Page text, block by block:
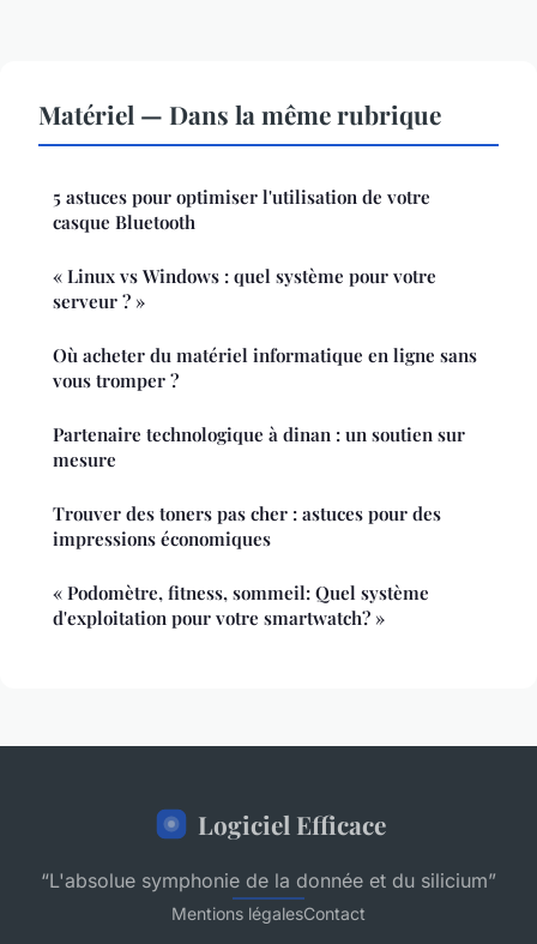
Matériel — Dans la même rubrique
5 astuces pour optimiser l'utilisation de votre
casque Bluetooth
« Linux vs Windows : quel système pour votre
serveur ? »
Où acheter du matériel informatique en ligne sans
vous tromper ?
Partenaire technologique à dinan : un soutien sur
mesure
Trouver des toners pas cher : astuces pour des
impressions économiques
« Podomètre, fitness, sommeil: Quel système
d'exploitation pour votre smartwatch? »
Logiciel Efficace
“L'absolue symphonie de la donnée et du silicium”
Mentions légalesContact